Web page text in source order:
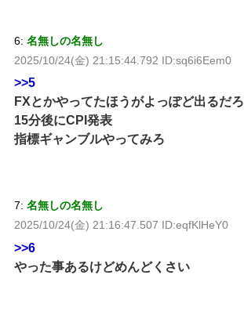
6: 名無しの名無し
2025/10/24(金) 21:15:44.792 ID:sq6i6Eem0
>>5
FXとかやってたほうがよっぽど出るだろ
15分後にCPI発表
指標ギャンブルやってみろ
7: 名無しの名無し
2025/10/24(金) 21:16:47.507 ID:eqfKlHeY0
>>6
やった事あるけどめんどくさい